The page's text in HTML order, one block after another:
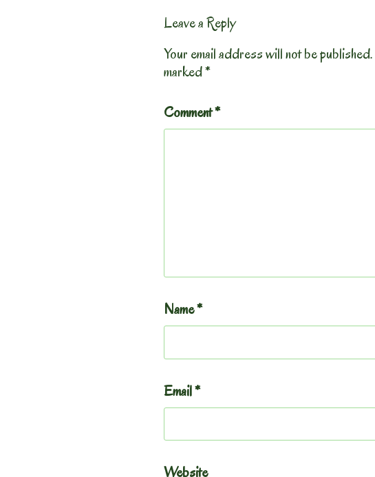
Leave a Reply
Your email address will not be published.
marked*
Comment*
Name*
Email*
Website